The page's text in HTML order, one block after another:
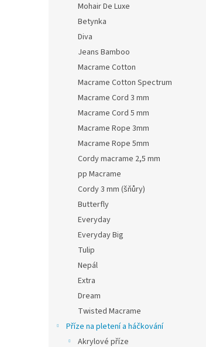
Mohair De Luxe
Betynka
Diva
Jeans Bamboo
Macrame Cotton
Macrame Cotton Spectrum
Macrame Cord 3 mm
Macrame Cord 5 mm
Macrame Rope 3mm
Macrame Rope 5mm
Cordy macrame 2,5 mm
pp Macrame
Cordy 3 mm (šňůry)
Butterfly
Everyday
Everyday Big
Tulip
Nepál
Extra
Dream
Twisted Macrame
Příze na pletení a háčkování
Akrylové příze